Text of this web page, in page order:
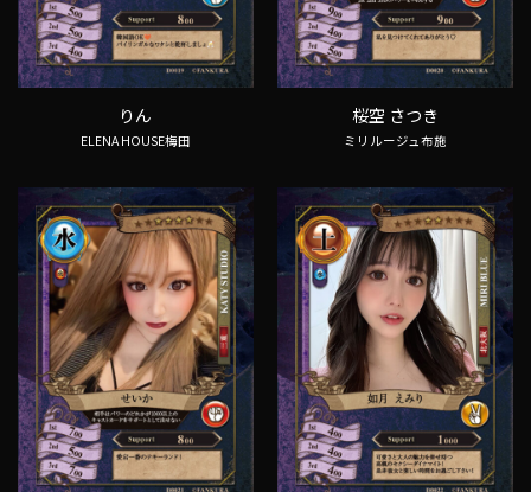
りん
ELENA HOUSE梅田
桜空 さつき
ミリルージュ布施